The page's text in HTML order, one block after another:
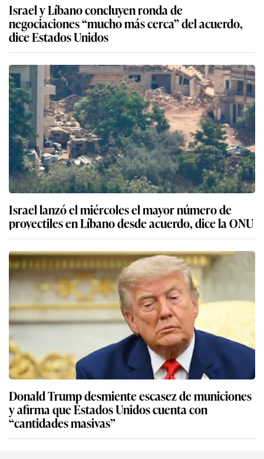
Israel y Líbano concluyen ronda de
negociaciones “mucho más cerca” del acuerdo,
dice Estados Unidos
Israel lanzó el miércoles el mayor número de
proyectiles en Líbano desde acuerdo, dice la ONU
Donald Trump desmiente escasez de municiones
y afirma que Estados Unidos cuenta con
“cantidades masivas”